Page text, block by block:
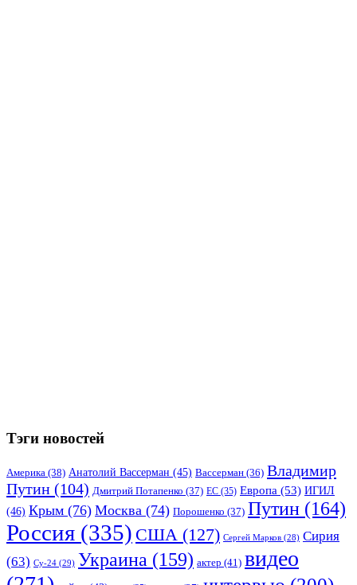
Тэги новостей
Америка (38) Анатолий Вассерман (45) Вассерман (36) Владимир
Путин (104) Дмитрий Потапенко (37) ЕС (35) Европа (53) ИГИЛ
(46) Крым (76) Москва (74) Порошенко (37) Путин (164)
Россия (335) США (127) Сергей Марков (28) Сирия
(63) Су-24 (29) Украина (159) актер (41) видео